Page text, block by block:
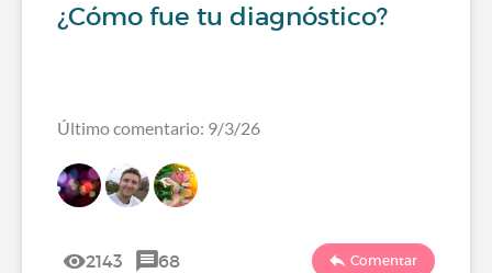
¿Cómo fue tu diagnóstico?
Último comentario: 9/3/26
2143 68 Comentar